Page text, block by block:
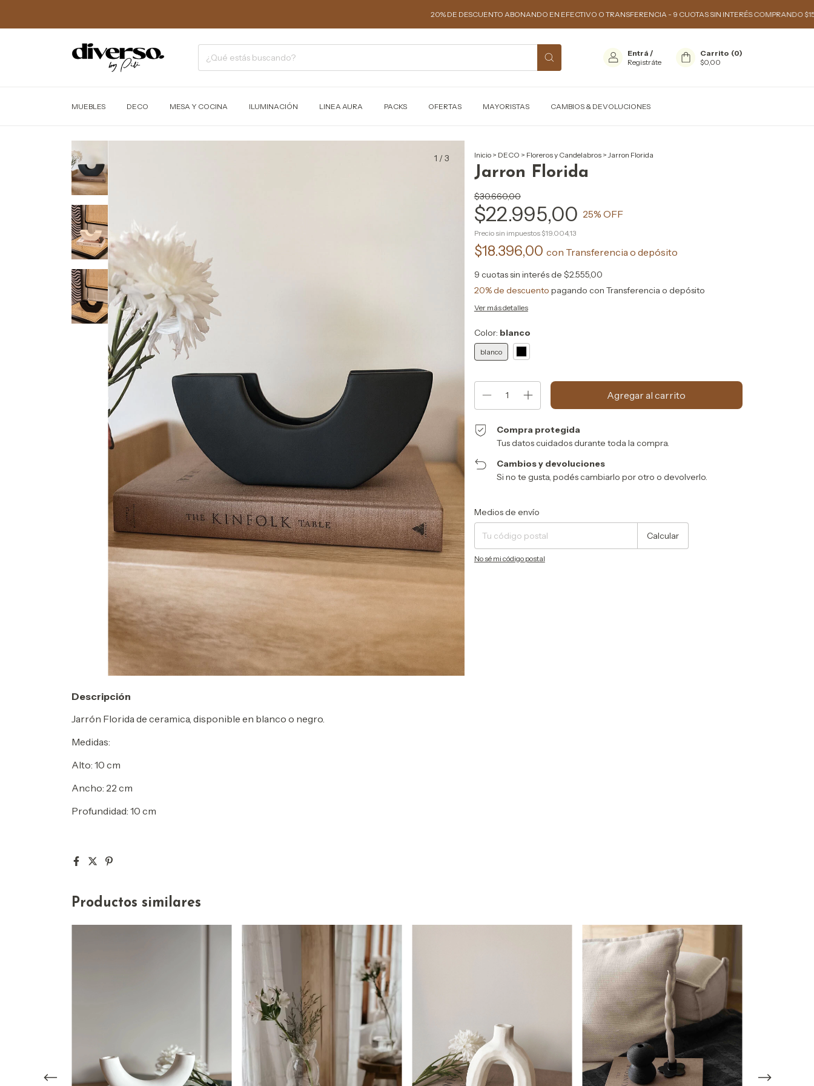
20% DE DESCUENTO ABONANDO EN EFECTIVO O TRANSFERENCIA - 9 CUOTAS SIN INTERÉS COMPRANDO $150.000
Entrá /
Registráte
Carrito (0)
$0,00
MUEBLES DECO MESA Y COCINA ILUMINACIÓN LINEA AURA PACKS OFERTAS MAYORISTAS CAMBIOS & DEVOLUCIONES
1 /3 Inicio > DECO > Floreros y Candelabros > Jarron Florida
Jarron Florida
$30.660,00
$22.995,00 25% OFF
Precio sin impuestos $19.004,13
$18.396,00 con Transferencia o depósito
9 cuotas sin interés de $2.555,00
20% de descuento pagando con Transferencia o depósito
Ver más detalles
Color: blanco
blanco
Compra protegida
Tus datos cuidados durante toda la compra.
Cambios y devoluciones
Si no te gusta, podés cambiarlo por otro o devolverlo.
Entregas para el CP:
Medios de envío
Calcular
No sé mi código postal
Descripción
Jarrón Florida de ceramica, disponible en blanco o negro.
Medidas:
Alto: 10 cm
Ancho: 22 cm
Profundidad: 10 cm
Productos similares